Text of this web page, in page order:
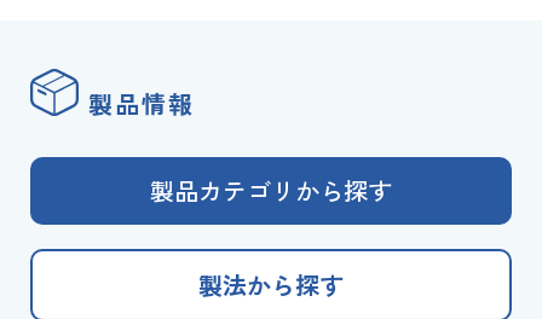
製品情報
製品カテゴリから探す
製法から探す